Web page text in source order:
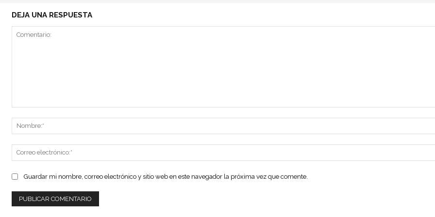
DEJA UNA RESPUESTA
Guardar mi nombre, correo electrónico y sitio web en este navegador la próxima vez que comente.